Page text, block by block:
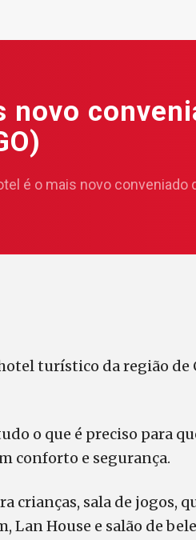
é o mais novo conveniado
turístico da região de
o que é preciso para
conforto e segurança.
crianças, sala de jogos,
Lan House e salão de